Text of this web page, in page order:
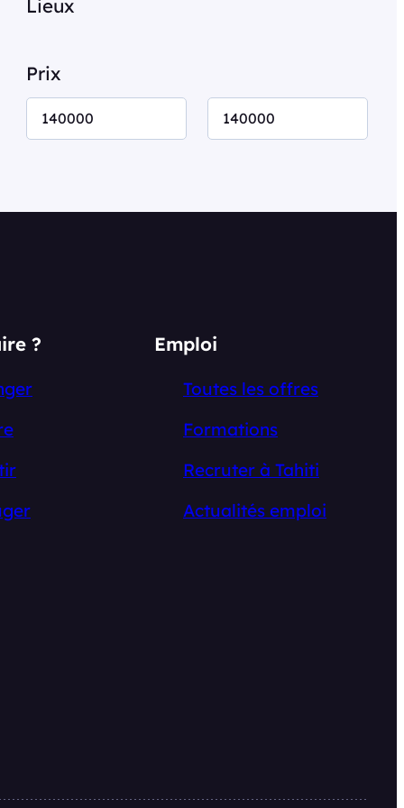
c
e
r
Lieux
Prix
? Emploi
Toutes les offres
Formations
Recruter à Tahiti
Actualités emploi